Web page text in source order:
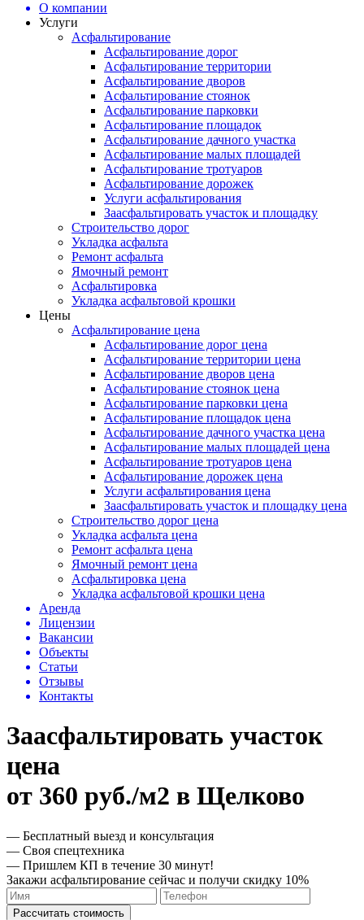
О компании
Услуги
Асфальтирование
Асфальтирование дорог
Асфальтирование территории
Асфальтирование дворов
Асфальтирование стоянок
Асфальтирование парковки
Асфальтирование площадок
Асфальтирование дачного участка
Асфальтирование малых площадей
Асфальтирование тротуаров
Асфальтирование дорожек
Услуги асфальтирования
Заасфальтировать участок и площадку
Строительство дорог
Укладка асфальта
Ремонт асфальта
Ямочный ремонт
Асфальтировка
Укладка асфальтовой крошки
Цены
Асфальтирование цена
Асфальтирование дорог цена
Асфальтирование территории цена
Асфальтирование дворов цена
Асфальтирование стоянок цена
Асфальтирование парковки цена
Асфальтирование площадок цена
Асфальтирование дачного участка цена
Асфальтирование малых площадей цена
Асфальтирование тротуаров цена
Асфальтирование дорожек цена
Услуги асфальтирования цена
Заасфальтировать участок и площадку цена
Строительство дорог цена
Укладка асфальта цена
Ремонт асфальта цена
Ямочный ремонт цена
Асфальтировка цена
Укладка асфальтовой крошки цена
Аренда
Лицензии
Вакансии
Объекты
Статьи
Отзывы
Контакты
Заасфальтировать участок
цена
от 360 руб./м2 в Щелково
— Бесплатный выезд и консультация
— Своя спецтехника
— Пришлем КП в течение 30 минут!
Закажи асфальтирование сейчас и получи скидку 10%
Рассчитать стоимость